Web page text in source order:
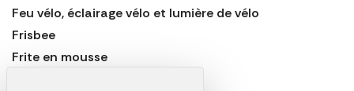
Feu vélo, éclairage vélo et lumière de vélo
Frisbee
Frite en mousse